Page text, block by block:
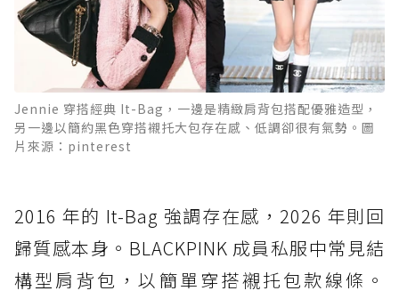
Jennie 穿搭經典 It-Bag，一邊是精緻肩背包搭配優雅造型，
另一邊以簡約黑色穿搭襯托大包存在感、低調卻很有氣勢。圖
片來源：pinterest
2016 年的 It-Bag 強調存在感，2026 年則回
歸質感本身。BLACKPINK 成員私服中常見結
構型肩背包，以簡單穿搭襯托包款線條。